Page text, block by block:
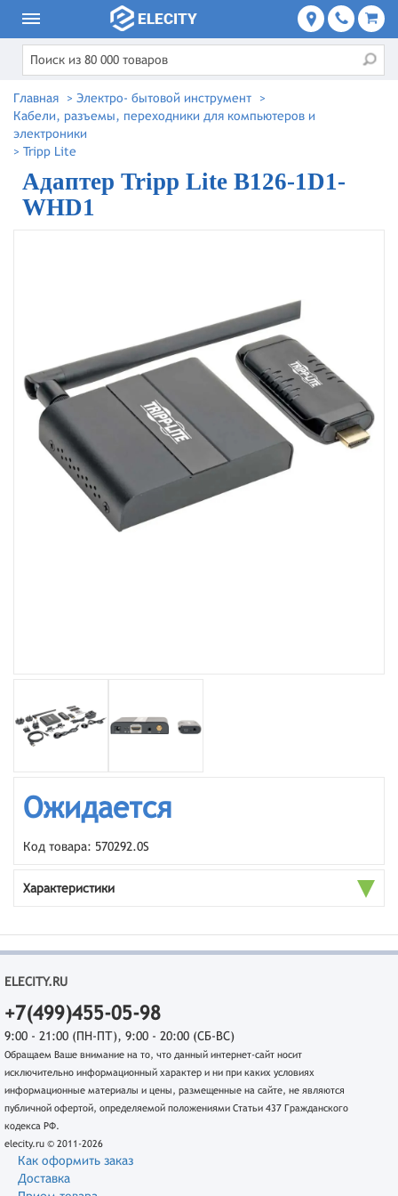
Главная > Электро- бытовой инструмент
>
Кабели, разъемы, переходники для компьютеров и
электроники
> Tripp Lite
Адаптер Tripp Lite B126-1D1-
WHD1
Ожидается
Код товара: 570292.0S
Характеристики
ELECITY.RU
+7(499)455-05-98
9:00 - 21:00 (ПН-ПТ), 9:00 - 20:00 (СБ-ВС)
Обращаем Ваше внимание на то, что данный интернет-сайт носит
исключительно информационный характер и ни при каких условиях
информационные материалы и цены, размещенные на сайте, не являются
публичной офертой, определяемой положениями Статьи 437 Гражданского
кодекса РФ.
elecity.ru © 2011-2026
Как оформить заказ
Доставка